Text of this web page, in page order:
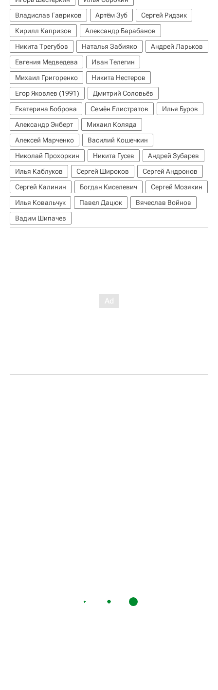
Владислав Гавриков
Артём Зуб
Сергей Ридзик
Кирилл Капризов
Александр Барабанов
Никита Трегубов
Наталья Забияко
Андрей Ларьков
Евгения Медведева
Иван Телегин
Михаил Григоренко
Никита Нестеров
Егор Яковлев (1991)
Дмитрий Соловьёв
Екатерина Боброва
Семён Елистратов
Илья Буров
Александр Энберт
Михаил Коляда
Алексей Марченко
Василий Кошечкин
Николай Прохоркин
Никита Гусев
Андрей Зубарев
Илья Каблуков
Сергей Широков
Сергей Андронов
Сергей Калинин
Богдан Киселевич
Сергей Мозякин
Илья Ковальчук
Павел Дацюк
Вячеслав Войнов
Вадим Шипачев